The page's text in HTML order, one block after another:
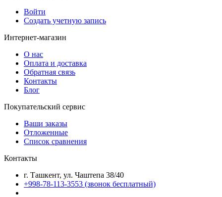
Войти
Создать учетную запись
Интернет-магазин
О нас
Оплата и доставка
Обратная связь
Контакты
Блог
Покупательский сервис
Ваши заказы
Отложенные
Список сравнения
Контакты
г. Ташкент, ул. Чаштепа 38/40
+998-78-113-3553 (звонок бесплатный)